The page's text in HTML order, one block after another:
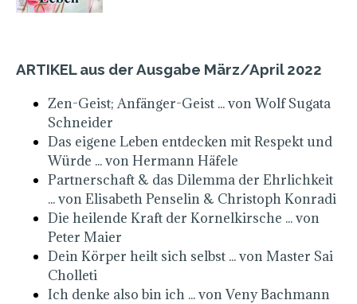
ARTIKEL aus der Ausgabe März/April 2022
Zen-Geist; Anfänger-Geist ... von Wolf Sugata
Schneider
Das eigene Leben entdecken mit Respekt und
Würde ... von Hermann Häfele
Partnerschaft & das Dilemma der Ehrlichkeit
... von Elisabeth Penselin & Christoph Konradi
Die heilende Kraft der Kornelkirsche ... von
Peter Maier
Dein Körper heilt sich selbst ... von Master Sai
Cholleti
Ich denke also bin ich ... von Veny Bachmann